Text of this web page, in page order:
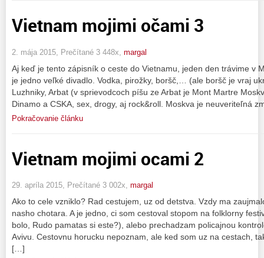
Vietnam mojimi očami 3
2. mája 2015, Prečítané 3 448x, margal
Aj keď je tento zápisník o ceste do Vietnamu, jeden den trávime v
je jedno veľké divadlo. Vodka, pirožky, boršč,… (ale boršč je vraj
Luzhniky, Arbat (v sprievodcoch píšu ze Arbat je Mont Martre
Dinamo a CSKA, sex, drogy, aj rock&roll. Moskva je neuveriteľná
Pokračovanie článku
Vietnam mojimi ocami 2
29. apríla 2015, Prečítané 3 002x, margal
Ako to cele vzniklo? Rad cestujem, uz od detstva. Vzdy ma
nasho chotara. A je jedno, ci som cestoval stopom na folklorny
bolo, Rudo pamatas si este?), alebo prechadzam policajnou
Avivu. Cestovnu horucku nepoznam, ale ked som uz na cestach,
[…]